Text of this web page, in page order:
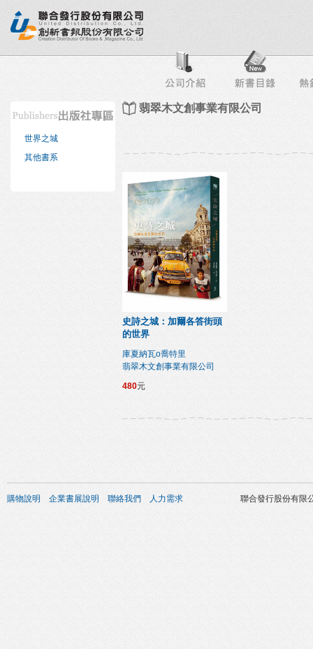
榜 出版社專區 書店專區 目錄下載 會員服務
世界之城
其他書系
翡翠木文創事業有限公司
史詩之城：加爾各答街頭
的世界
庫夏納瓦o喬特里
翡翠木文創事業有限公司
480元
購物說明 企業書展說明 聯絡我們 人力需求 聯合發行股份有限